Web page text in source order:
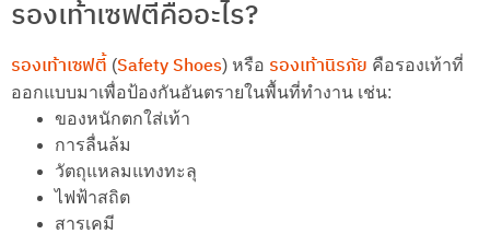
รองเท้าเซฟตี้คืออะไร?
รองเท้าเซฟตี้ (Safety Shoes) หรือ รองเท้านิรภัย คือรองเท้าที่
ออกแบบมาเพื่อป้องกันอันตรายในพื้นที่ทำงาน เช่น:
ของหนักตกใส่เท้า
การลื่นล้ม
วัตถุแหลมแทงทะลุ
ไฟฟ้าสถิต
สารเคมี